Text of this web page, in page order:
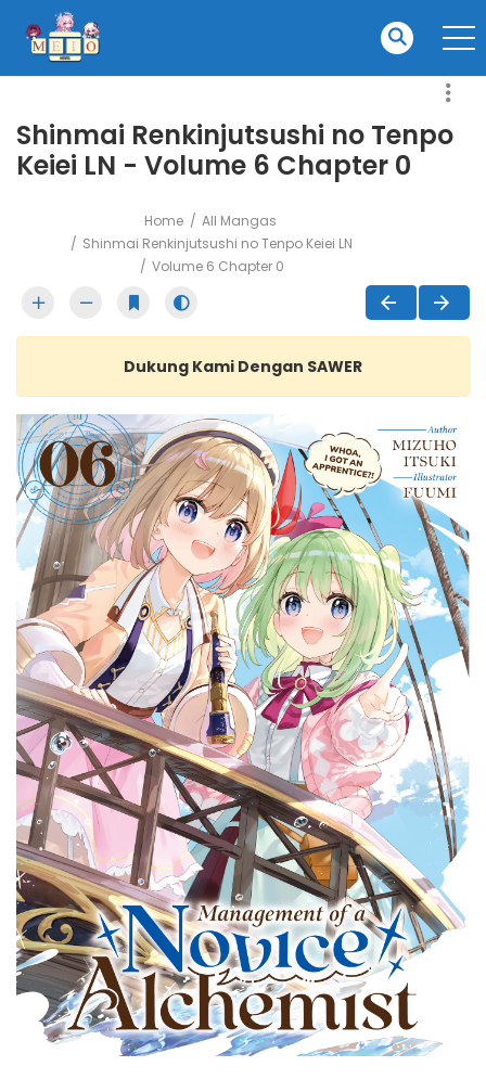
Shinmai Renkinjutsushi no Tenpo
Keiei LN - Volume 6 Chapter 0
Home
All Mangas
Shinmai Renkinjutsushi no Tenpo Keiei LN
Volume 6 Chapter 0
Dukung Kami Dengan SAWER